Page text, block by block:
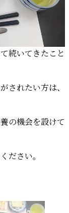
続いてきたこと
されたい方は、
の機会を設けて
ださい。